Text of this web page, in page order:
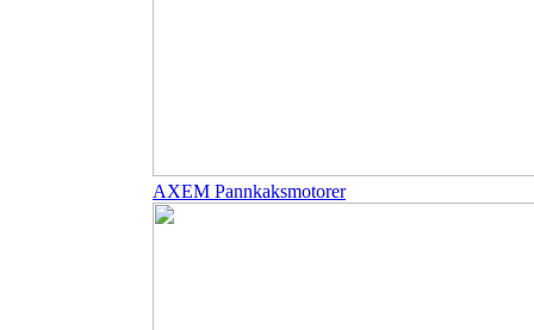
AXEM Pannkaksmotorer